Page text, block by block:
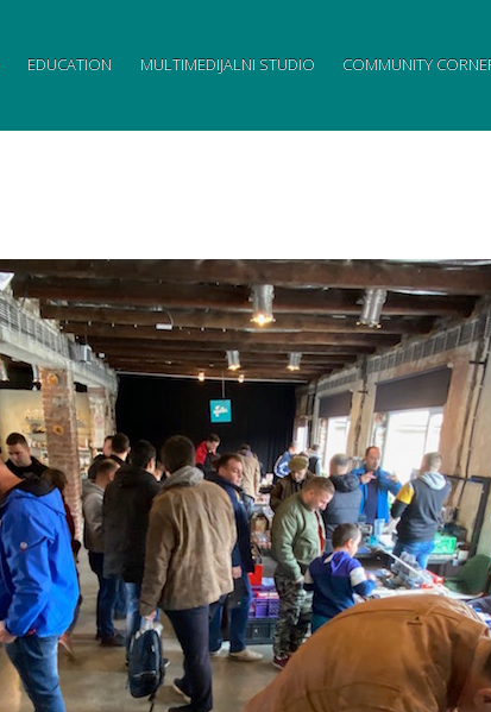
EDUCATION MULTIMEDIJALNI STUDIO COMMUNITY